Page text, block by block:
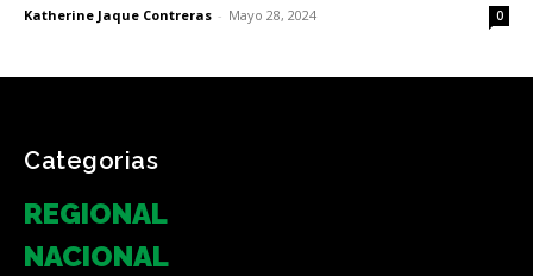
Katherine Jaque Contreras - Mayo 28, 2024 0
Categorias
REGIONAL
NACIONAL